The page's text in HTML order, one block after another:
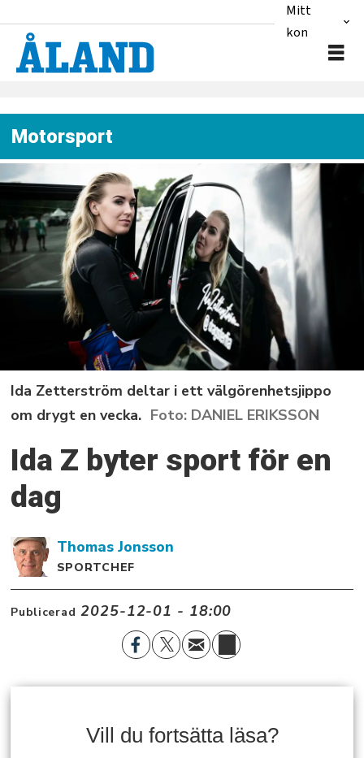
Mitt
konto
Motorsport
Ida Zetterström deltar i ett välgörenhetsjippo
om drygt en vecka.
DANIEL ERIKSSON
Ida Z byter sport för en
dag
Thomas Jonsson
SPORTCHEF
Publicerad 2025-12-01 - 18:00
Vill du fortsätta läsa?